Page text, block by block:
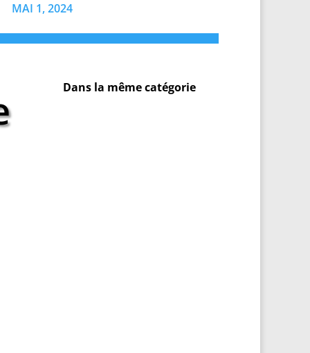
MAI 1, 2024
Dans la même catégorie